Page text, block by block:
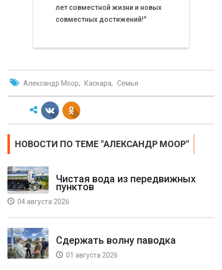
лет совместной жизни и новых
совместных достижений!"
Александр Моор Каскара Семья
НОВОСТИ ПО ТЕМЕ "АЛЕКСАНДР МООР"
Чистая вода из передвижных
пунктов
04 августа 2026
Сдержать волну паводка
01 августа 2026